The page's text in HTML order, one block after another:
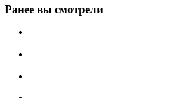
Ранее вы смотрели